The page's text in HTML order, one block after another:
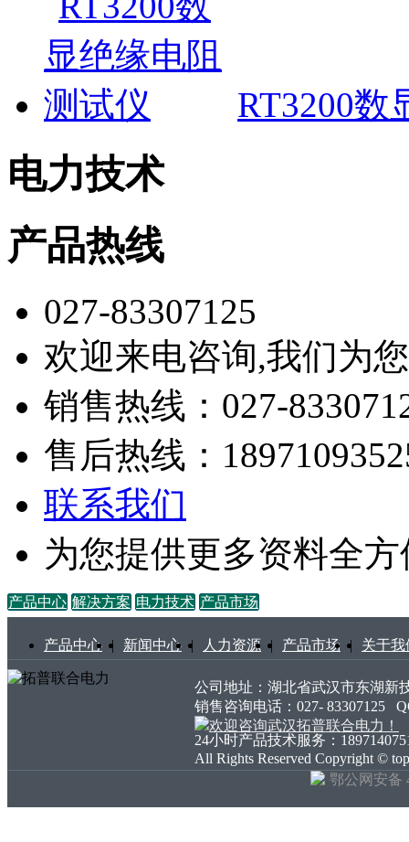
RT3200数
电力技术
产品热线
027-83307125
欢迎来电咨询,我们为
销售热线：027-
售后热线：
联系我们
为您提供更多资料全
产品中心 解决方案 电力技术 产品市场
产品中心 | 新闻中心 | 人力资源 | 产品市场 | 关于我
公司地址：湖北省武汉市东湖新
销售咨询电话：027- 83307125
24小时产品技术服务：
All Rights Reserved Copyright ©
鄂公网安备